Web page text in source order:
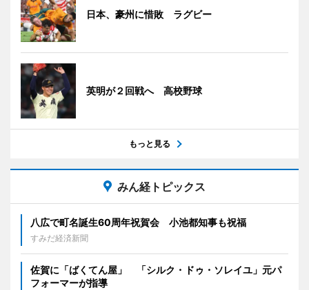
日本、豪州に惜敗 ラグビー
英明が２回戦へ 高校野球
もっと見る
みん経トピックス
八広で町名誕生60周年祝賀会 小池都知事も祝福
すみだ経済新聞
佐賀に「ばくてん屋」 「シルク・ドゥ・ソレイユ」元パ
フォーマーが指導